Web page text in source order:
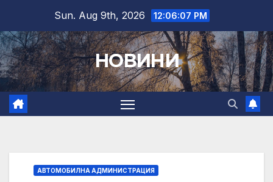
content
Sun. Aug 9th, 2026 12:06:08 PM
НОВИНИ
АВТОМОБИЛНА АДМИНИСТРАЦИЯ